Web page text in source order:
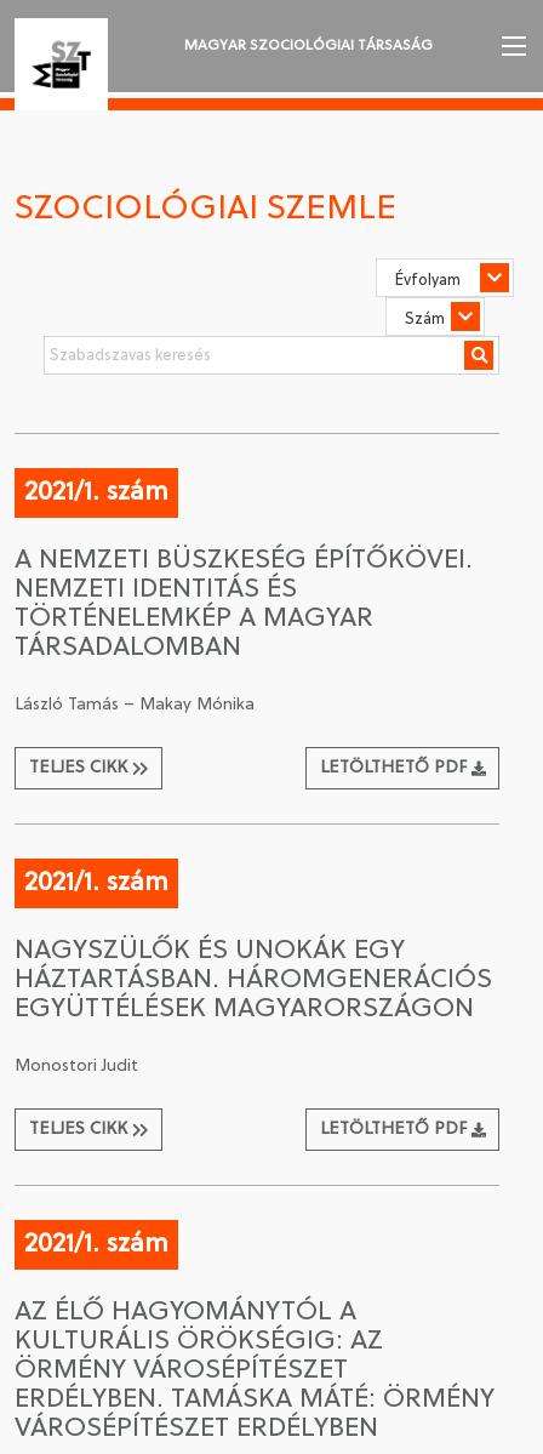
MAGYAR SZOCIOLÓGIAI TÁRSASÁG
SZOCIOLÓGIAI SZEMLE
CSATLAKOZÁS A TÁRSASÁGHOZ / MEGÚJÍTOM A
TAGSÁGOMAT
SZOCIOLÓGIAI SZEMLE
2021/1. szám
A NEMZETI BÜSZKESÉG ÉPÍTŐKÖVEI.
NEMZETI IDENTITÁS ÉS
TÖRTÉNELEMKÉP A MAGYAR
TÁRSADALOMBAN
László Tamás – Makay Mónika
TELJES CIKK LETÖLTHETŐ PDF
2021/1. szám
NAGYSZÜLŐK ÉS UNOKÁK EGY
HÁZTARTÁSBAN. HÁROMGENERÁCIÓS
EGYÜTTÉLÉSEK MAGYARORSZÁGON
Monostori Judit
TELJES CIKK LETÖLTHETŐ PDF
2021/1. szám
AZ ÉLŐ HAGYOMÁNYTÓL A
KULTURÁLIS ÖRÖKSÉGIG: AZ
ÖRMÉNY VÁROSÉPÍTÉSZET
ERDÉLYBEN. TAMÁSKA MÁTÉ: ÖRMÉNY
VÁROSÉPÍTÉSZET ERDÉLYBEN